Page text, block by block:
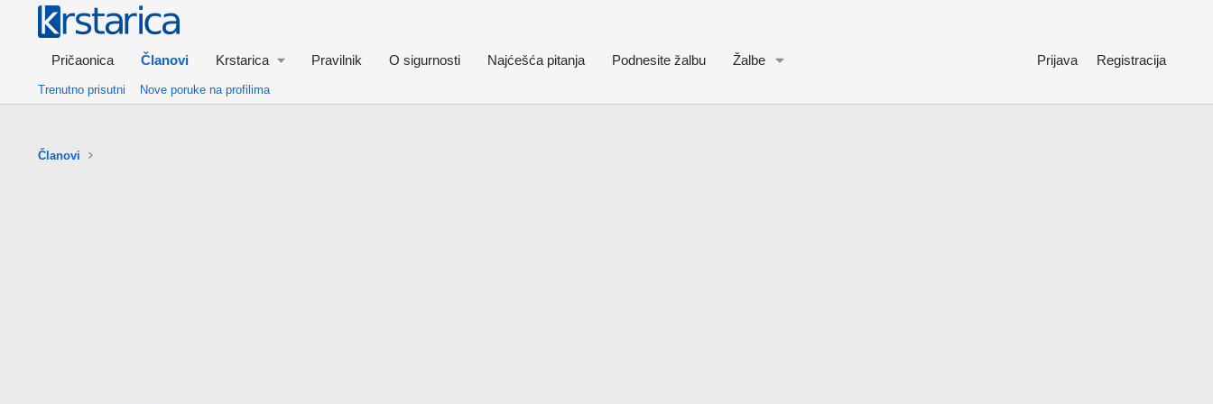
Pričaonica Članovi Krstarica Pravilnik O sigurnosti Najćešća pitanja Podnesite žalbu Žalbe Prijava Registracija
Trenutno prisutni Nove poruke na profilima
Članovi